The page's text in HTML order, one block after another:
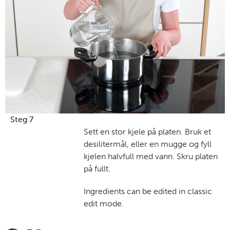
Steg 7
Sett en stor kjele på platen. Bruk et
desilitermål, eller en mugge og fyll
kjelen halvfull med vann. Skru platen
på fullt.
Ingredients can be edited in classic
edit mode.